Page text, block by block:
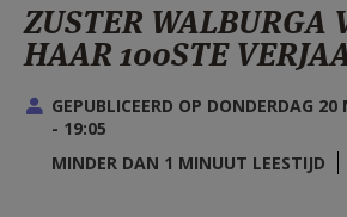
ZOEKEN
HULP
STARTPAGINA PORTAAL
ZUSTER WALBURGA
HAAR 100STE
GEPUBLICEERD OP DONDERDAG 20
- 19:05
MINDER DAN 1 MINUUT LEESTIJD